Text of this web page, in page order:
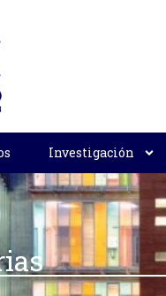
Investigación